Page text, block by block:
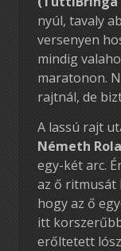
nyúl, tavaly
versenyen
mindig
maratonon.
rajtnál, de
A lassú rajt
Németh
egy-két arc.
az ő ritmusát
hogy az ő
itt
erőltetett